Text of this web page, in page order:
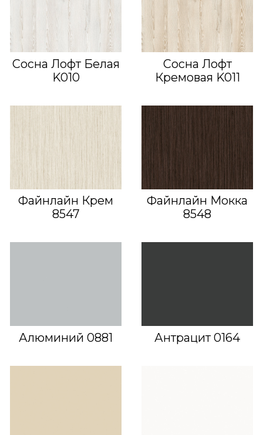
Сосна Лофт Белая
K010
Сосна Лофт
Кремовая K011
Файнлайн Крем
8547
Файнлайн Мокка
8548
Алюминий 0881 Антрацит 0164